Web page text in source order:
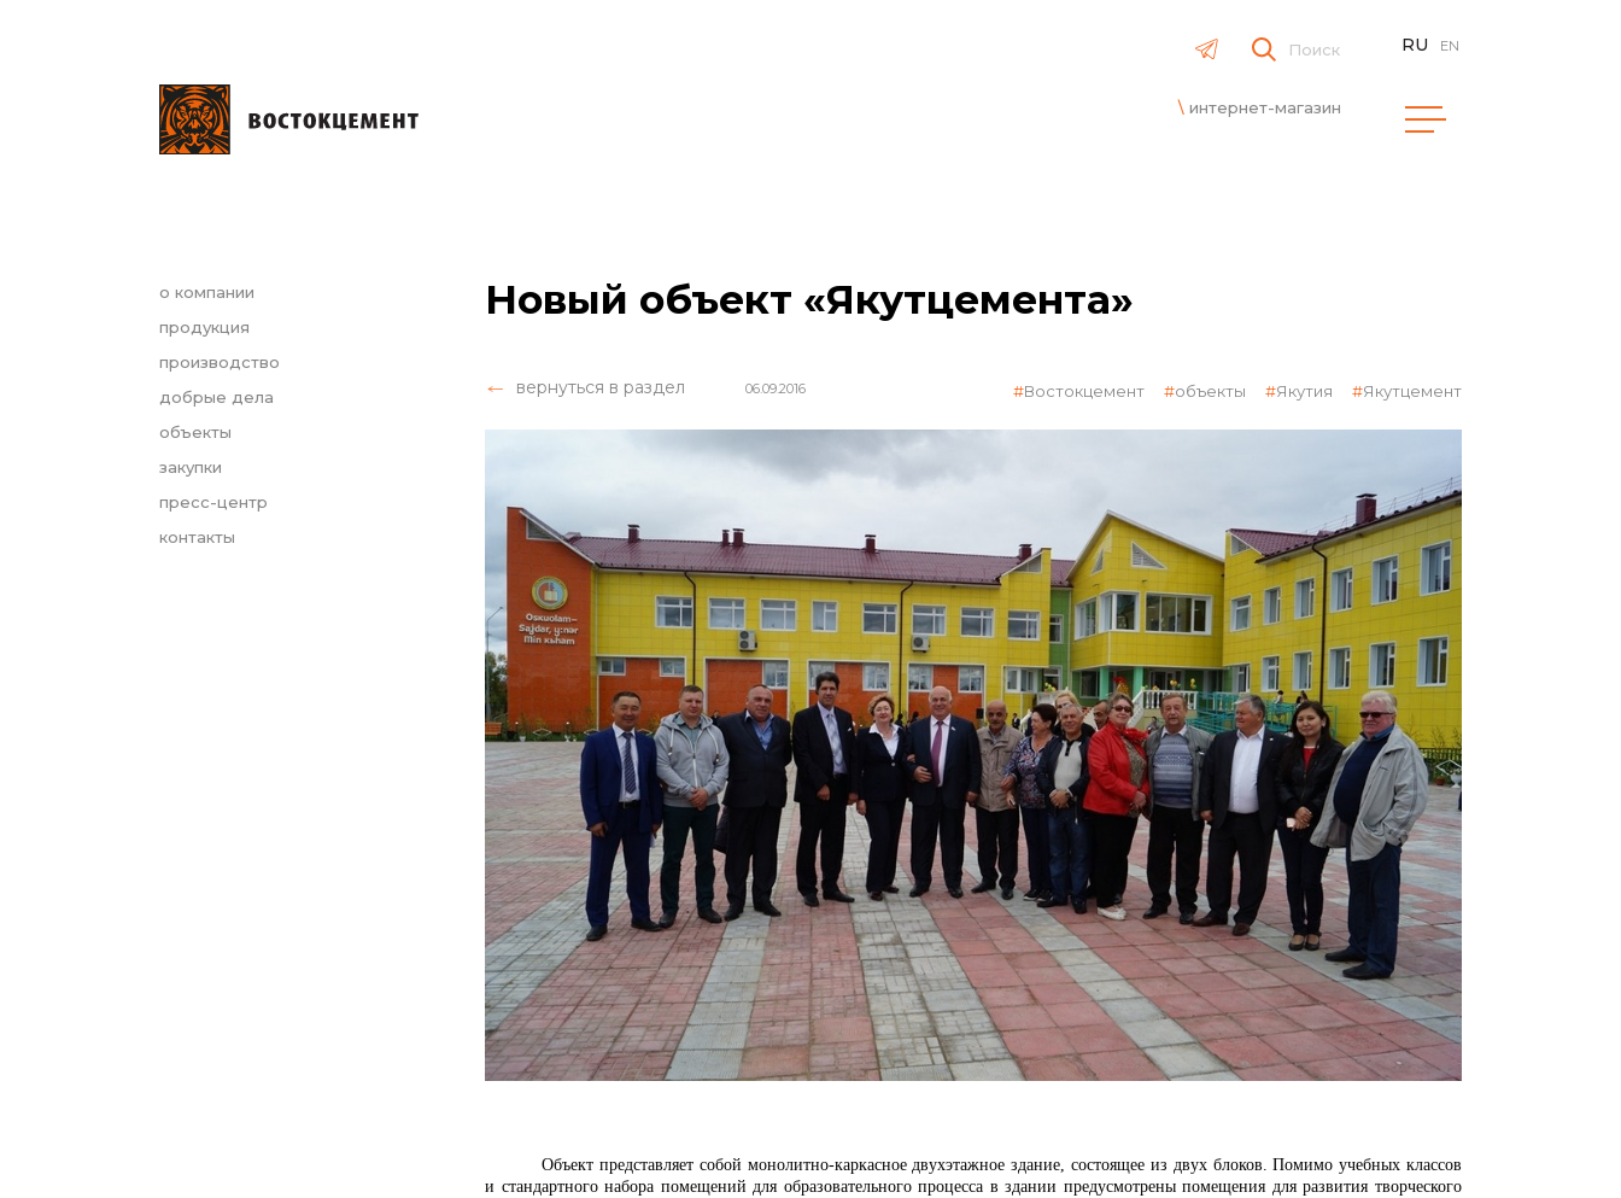
Поиск
интернет-магазин
RU EN
о компании
продукция
производство
добрые дела
объекты
закупки
пресс-центр
контакты
Новый объект «Якутцемента»
вернуться в раздел 06.09.2016 Востокцемент объекты Якутия Якутцемент
Объект представляет собой монолитно-каркасное двухэтажное здание, состоящее из двух блоков. Помимо учебных классов
и стандартного набора помещений для образовательного процесса в здании предусмотрены помещения для развития творческого